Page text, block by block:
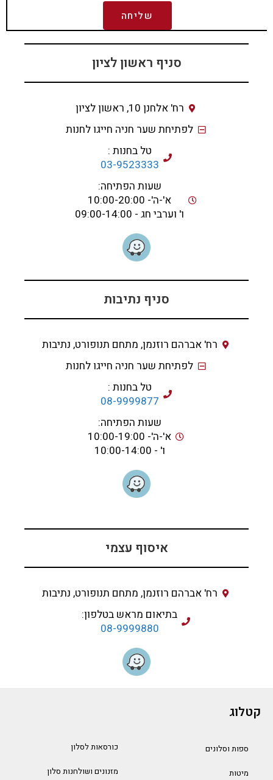
שליחה
סניף ראשון לציון
רח' אלחנן 10, ראשון לציון
לפתיחת שער חניה חייגו לחנות
טל בחנות :
03-9523333
שעות הפתיחה:
א'-ה'- 10:00-20:00
ו' וערבי חג - 09:00-14:00
סניף נתיבות
רח' אברהם רוזנמן, מתחם תנופורט, נתיבות
לפתיחת שער חניה חייגו לחנות
טל בחנות :
08-9999877
שעות הפתיחה:
א'-ה'- 10:00-19:00
ו' - 10:00-14:00
איסוף עצמי
רח' אברהם רוזנמן, מתחם תנופורט, נתיבות
בתיאום מראש בטלפון:
08-9999880
קטלוג
ספות וסלונים
מיטות
כורסאות לסלון
מזנונים ושולחנות סלון